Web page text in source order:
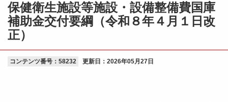
保健衛生施設等施設・設備整備費国庫
補助金交付要綱（令和８年４月１日改
正）
コンテンツ番号：58232 更新日： 2026年05月27日